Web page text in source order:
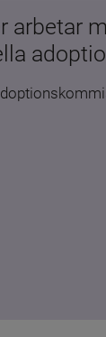
arbetar